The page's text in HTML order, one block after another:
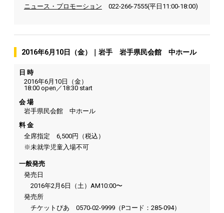
ニュース・プロモーション 022-266-7555(平日11:00-18:00)
2016年6月10日（金）｜岩手 岩手県民会館 中ホール
日 時
2016年6月10日（金）
18:00 open／18:30 start
会 場
岩手県民会館 中ホール
料 金
全席指定 6,500円（税込）
※未就学児童入場不可
一般発売
発売日
2016年2月6日（土）AM10:00〜
発売所
チケットぴあ 0570-02-9999（Pコード：285-094）